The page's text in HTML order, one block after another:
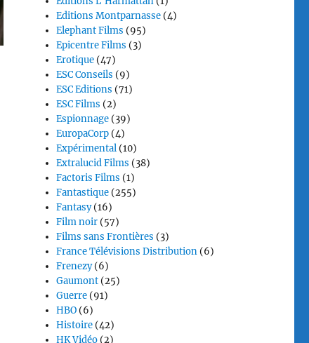
Editions Montparnasse (4)
Elephant Films (95)
Epicentre Films (3)
Erotique (47)
ESC Conseils (9)
ESC Editions (71)
ESC Films (2)
Espionnage (39)
EuropaCorp (4)
Expérimental (10)
Extralucid Films (38)
Factoris Films (1)
Fantastique (255)
Fantasy(16)
Film noir (57)
Films sans Frontières (3)
France Télévisions Distribution (6)
Frenezy(6)
Gaumont (25)
Guerre (91)
HBO (6)
Histoire (42)
HK Vidéo (2)